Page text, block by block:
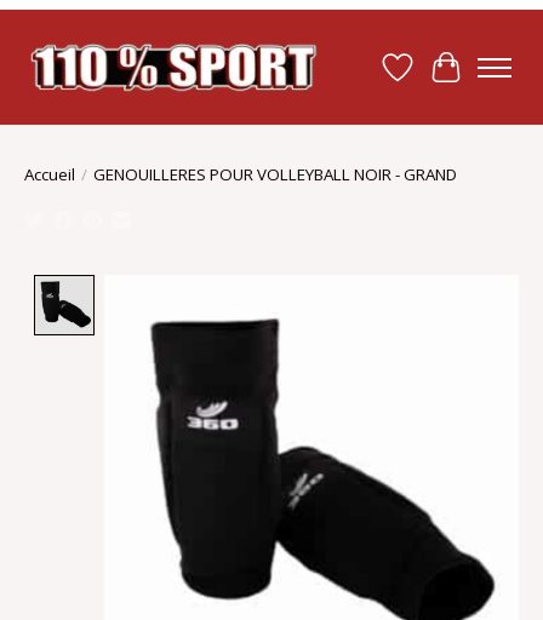
Liste dePanier
Accueil / GENOUILLERES POUR VOLLEYBALL NOIR - GRAND